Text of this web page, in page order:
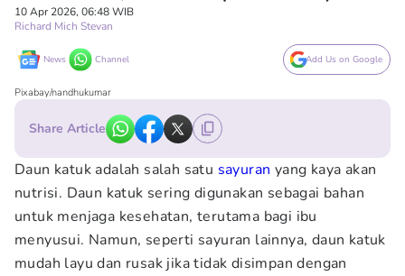
10 Apr 2026, 06:48 WIB
Richard Mich Stevan
News Channel Add Us on Google
Pixabay/nandhukumar
Share Article
Daun katuk adalah salah satu sayuran yang kaya akan
nutrisi. Daun katuk sering digunakan sebagai bahan
untuk menjaga kesehatan, terutama bagi ibu
menyusui. Namun, seperti sayuran lainnya, daun katuk
mudah layu dan rusak jika tidak disimpan dengan